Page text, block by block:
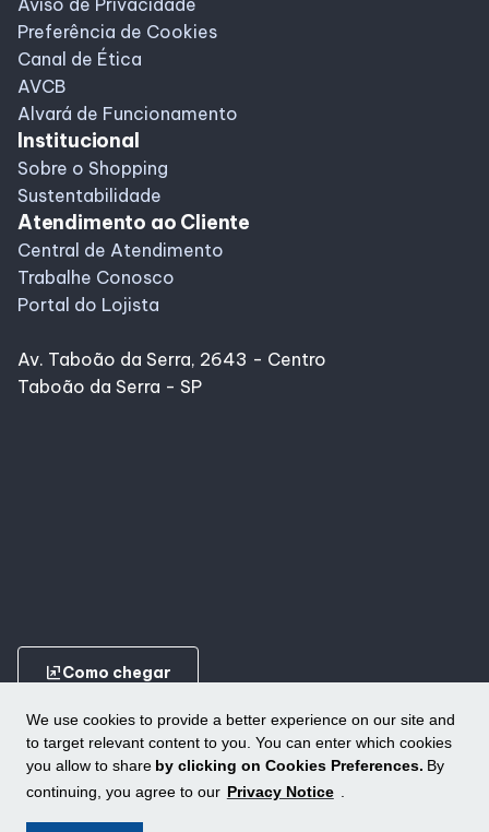
We use cookies to provide a better experience on our site and
to target relevant content to you. You can enter which cookies
you allow to share by clicking on Cookies Preferences. By
continuing, you agree to our Privacy Notice .
Programa de Benefícios
Aviso de Privacidade
Preferência de Cookies
Canal de Ética
AVCB
Alvará de Funcionamento
Institucional
Sobre o Shopping
Sustentabilidade
Atendimento ao Cliente
Central de Atendimento
Trabalhe Conosco
Portal do Lojista
Av. Taboão da Serra, 2643 - Centro
Taboão da Serra - SP
ungroupComo chegar